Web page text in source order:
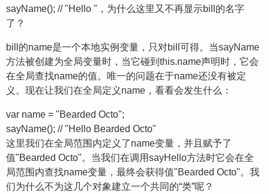
sayName(); // "Hello "，为什么这里又不再显示bill的名字
了？
bill的name是一个本地实例变量，只对bill可得。当sayName
方法被创建为全局变量时，当它碰到this.name声明时，它会
在全局查找name的值。唯一的问题在于name还没有被定
义。现在让我们在全局定义name，看看会发生什么：
var name = "Bearded Octo";
sayName(); // "Hello Bearded Octo"
这里我们在全局范围内定义了name变量，并且赋予了
值"Bearded Octo"。当我们在调用sayHello方法时它会在全
局范围内查找name变量，最终会获得值"Bearded Octo"。我
们为什么不为这几个对象建立一个共同的“类”呢？